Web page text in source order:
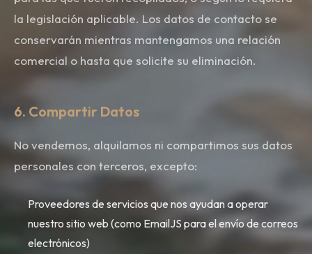
la legislación aplicable. Los datos de contacto se
conservarán mientras mantengamos una relación
comercial o hasta que solicite su eliminación.
6. Compartir Datos
No vendemos, alquilamos ni compartimos sus datos
personales con terceros, excepto:
Proveedores de servicios que nos ayudan a operar
nuestro sitio web (como EmailJS para el envío de correos
electrónicos)